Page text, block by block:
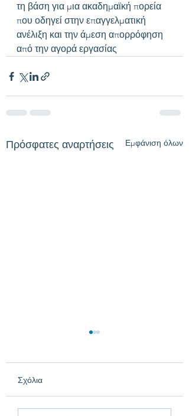
τη βάση για μια ακαδημαϊκή πορεία
που οδηγεί στην επαγγελματική
ανέλιξη και την άμεση απορρόφηση
από την αγορά εργασίας
Πρόσφατες αναρτήσεις Εμφάνιση όλων
Σχόλια